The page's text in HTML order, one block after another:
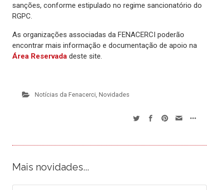
sanções, conforme estipulado no regime sancionatório do
RGPC.
As organizações associadas da FENACERCI poderão
encontrar mais informação e documentação de apoio na
Área Reservada deste site.
Notícias da Fenacerci Novidades
Mais novidades...